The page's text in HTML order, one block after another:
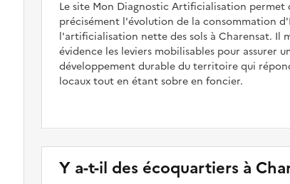
Le site Mon Diagnostic Artificialisation permet
précisément l'évolution de la consommation
l'artificialisation nette des sols à Charensat. Il
évidence les leviers mobilisables pour assurer
développement durable du territoire qui
locaux tout en étant sobre en foncier.
Y a-t-il des écoquartiers à